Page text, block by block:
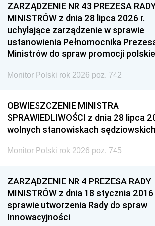
ZARZĄDZENIE NR 43 PREZESA
MINISTRÓW z dnia 28 lipca 2026 r.
uchylające zarządzenie w sprawie
ustanowienia Pełnomocnika
Ministrów do spraw promocji
Monitor Polski rok 2026 poz. 742
OBWIESZCZENIE MINISTRA
SPRAWIEDLIWOŚCI z dnia 28 lipca
wolnych stanowiskach sędziowskich
Monitor Polski rok 2026 poz. 745
ZARZĄDZENIE NR 4 PREZESA RADY
MINISTRÓW z dnia 18 stycznia 2016
sprawie utworzenia Rady do spraw
Innowacyjności